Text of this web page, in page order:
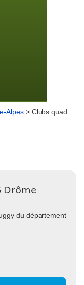
Alpes > Clubs quad
Drôme
du département